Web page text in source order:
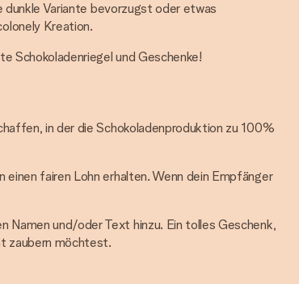
dunkle Variante bevorzugst oder etwas
Kreation.
Schokoladenriegel und Geschenke!
in der die Schokoladenproduktion zu 100%
fairen Lohn erhalten. Wenn dein Empfänger
Namen und/oder Text hinzu. Ein tolles Geschenk,
zaubern möchtest.